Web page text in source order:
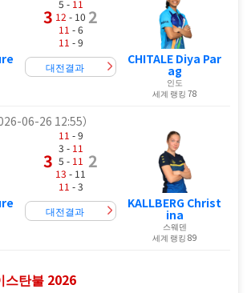
3
5 - 11
12 - 10
11 - 6
11 - 9
2
대전결과
CHITALE Diya Par
ag
인도
세계 랭킹 78
06-26 12:55）
3
11 - 9
3 - 11
5 - 11
13 - 11
11 - 3
2
대전결과
KALLBERG Christ
ina
스웨덴
세계 랭킹 89
스탄불 2026